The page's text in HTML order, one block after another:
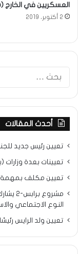
العسكريين في الخارج
2 أكتوبر، 2019
أحدث المقالات
تعيين رئيس جديد
تعيينات بعدة وزارات
تعيين مكلف بمهمة
النوع الاجتماعي
تعيين ولد الرايس